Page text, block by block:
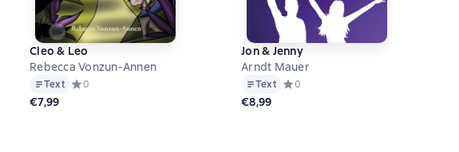
оценок
Cleo & Leo
Rebecca Vonzun-Annen
Text Средний рейтинг 0 на основе 0 оценок
0
€7,99
Jon & Jenny
Arndt Mauer
Text Средний рейтинг 0 на основе 0
0
€8,99